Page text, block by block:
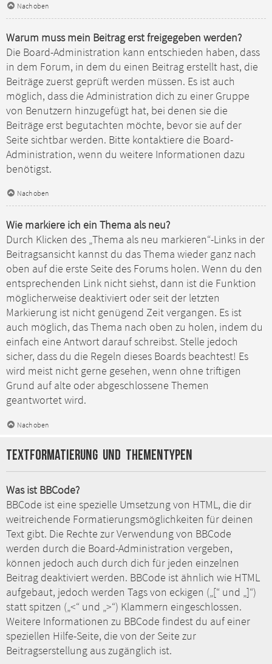
Nach oben
Warum muss mein Beitrag erst freigegeben werden?
Die Board-Administration kann entschieden haben, dass
in dem Forum, in dem du einen Beitrag erstellt hast, die
Beiträge zuerst geprüft werden müssen. Es ist auch
möglich, dass die Administration dich zu einer Gruppe
von Benutzern hinzugefügt hat, bei denen sie die
Beiträge erst begutachten möchte, bevor sie auf der
Seite sichtbar werden. Bitte kontaktiere die Board-
Administration, wenn du weitere Informationen dazu
benötigst.
Nach oben
Wie markiere ich ein Thema als neu?
Durch Klicken des „Thema als neu markieren“-Links in der
Beitragsansicht kannst du das Thema wieder ganz nach
oben auf die erste Seite des Forums holen. Wenn du den
entsprechenden Link nicht siehst, dann ist die Funktion
möglicherweise deaktiviert oder seit der letzten
Markierung ist nicht genügend Zeit vergangen. Es ist
auch möglich, das Thema nach oben zu holen, indem du
einfach eine Antwort darauf schreibst. Stelle jedoch
sicher, dass du die Regeln dieses Boards beachtest! Es
wird meist nicht gerne gesehen, wenn ohne triftigen
Grund auf alte oder abgeschlossene Themen
geantwortet wird.
Nach oben
Textformatierung und Thementypen
Was ist BBCode?
BBCode ist eine spezielle Umsetzung von HTML, die dir
weitreichende Formatierungsmöglichkeiten für deinen
Text gibt. Die Rechte zur Verwendung von BBCode
werden durch die Board-Administration vergeben,
können jedoch auch durch dich für jeden einzelnen
Beitrag deaktiviert werden. BBCode ist ähnlich wie HTML
aufgebaut, jedoch werden Tags von eckigen („[“ und „]“)
statt spitzen („<“ und „>“) Klammern eingeschlossen.
Weitere Informationen zu BBCode findest du auf einer
speziellen Hilfe-Seite, die von der Seite zur
Beitragserstellung aus zugänglich ist.